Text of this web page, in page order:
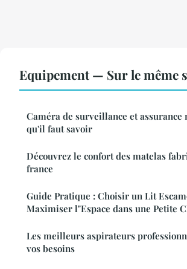
Equipement — Sur le même
Caméra de surveillance et assurance
qu'il faut savoir
Découvrez le confort des matelas
france
Guide Pratique : Choisir un Lit
Maximiser l"Espace dans une Petite
Les meilleurs aspirateurs
vos besoins